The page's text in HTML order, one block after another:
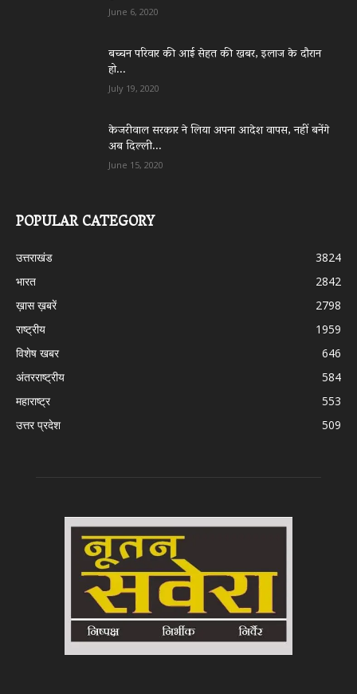
June 6, 2020
बच्चन परिवार की आई सेहत की खबर, इलाज के दौरान
हो...
July 19, 2020
केजरीवाल सरकार ने लिया अपना आदेश वापस, नहीं बनेंगे
अब दिल्ली...
June 15, 2020
POPULAR CATEGORY
उत्तराखंड
3824
भारत
2842
ख़ास ख़बरें
2798
राष्ट्रीय
1959
विशेष खबर
646
अंतरराष्ट्रीय
584
महाराष्ट्र
553
उत्तर प्रदेश
509